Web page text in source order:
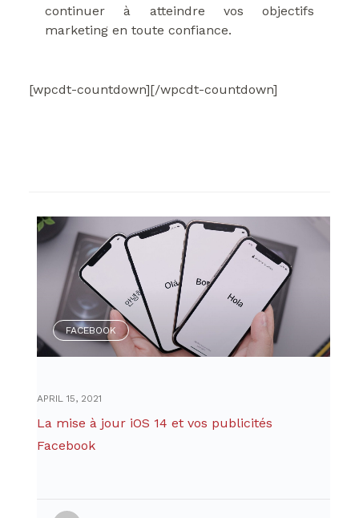
continuer à atteindre vos objectifs
marketing en toute confiance.
[wpcdt-countdown][/wpcdt-countdown]
FACEBOOK
APRIL 15, 2021
La mise à jour iOS 14 et vos publicités
Facebook